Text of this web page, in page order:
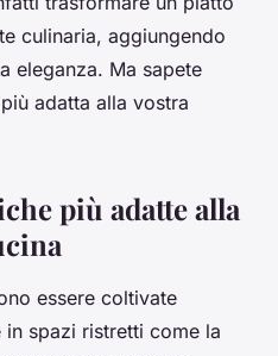
culinaria, aggiungendo
eleganza. Ma sapete
adatta alla vostra
più adatte alla
essere coltivate
spazi ristretti come la